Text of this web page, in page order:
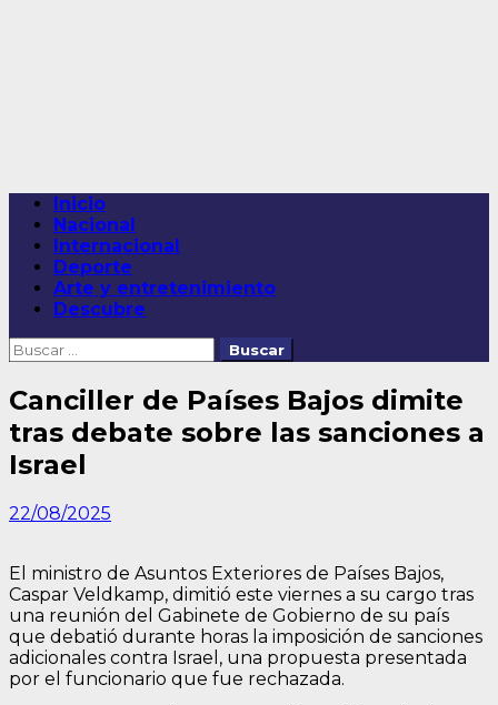
Menú
principal
Inicio
Nacional
Internacional
Deporte
Arte y entretenimiento
Descubre
Buscar:
Canciller de Países Bajos dimite
tras debate sobre las sanciones a
Israel
22/08/2025
El ministro de Asuntos Exteriores de Países Bajos,
Caspar Veldkamp, dimitió este viernes a su cargo tras
una reunión del Gabinete de Gobierno de su país
que debatió durante horas la imposición de sanciones
adicionales contra Israel, una propuesta presentada
por el funcionario que fue rechazada.